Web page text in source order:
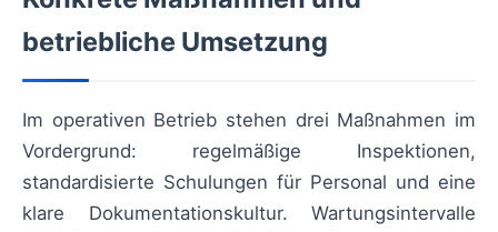
betriebliche Umsetzung
Im operativen Betrieb stehen drei Maßnahmen im
Vordergrund: regelmäßige Inspektionen,
standardisierte Schulungen für Personal und eine
klare Dokumentationskultur. Wartungsintervalle